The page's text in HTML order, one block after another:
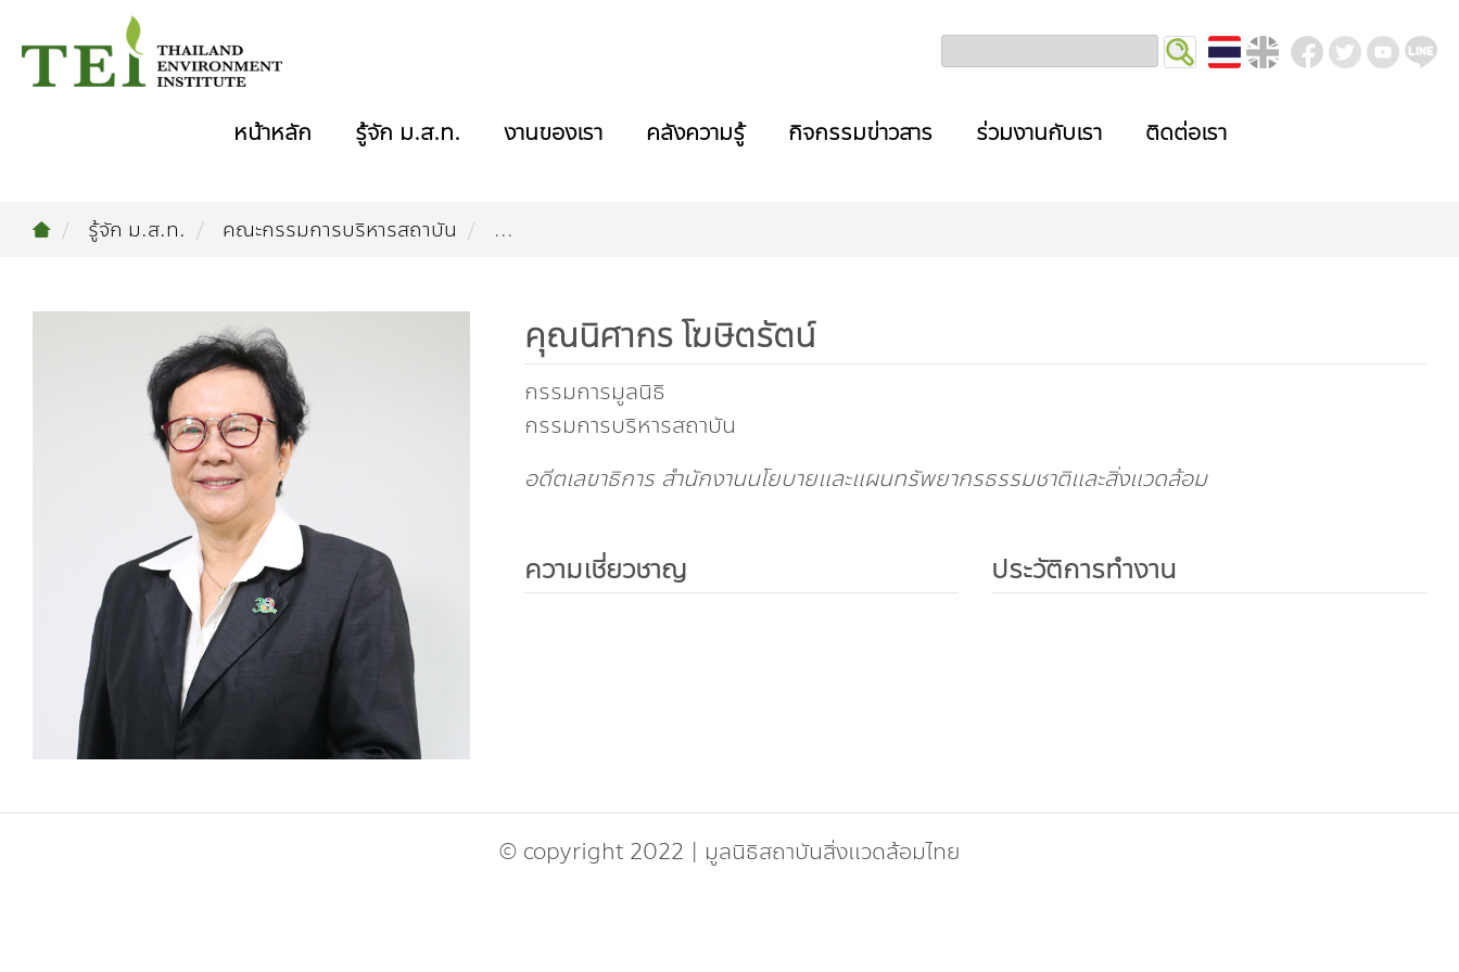
หน้าหลัก รู้จัก ม.ส.ท. งานของเรา คลังความรู้ กิจกรรมข่าวสาร ร่วมงานกับเรา ติดต่อเรา
รู้จัก ม.ส.ท. คณะกรรมการบริหารสถาบัน ...
คุณนิศากร โฆษิตรัตน์
กรรมการมูลนิธิ
กรรมการบริหารสถาบัน
อดีตเลขาธิการ สำนักงานนโยบายและแผนทรัพยากรธรรมชาติและสิ่งแวดล้อม
ความเชี่ยวชาญ ประวัติการทำงาน
© copyright 2022 | มูลนิธิสถาบันสิ่งแวดล้อมไทย